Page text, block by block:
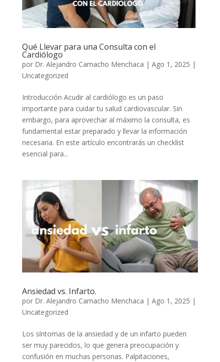
Qué Llevar para una Consulta con el
Cardiólogo
por Dr. Alejandro Camacho Menchaca | Ago 1, 2025 |
Uncategorized
Introducción Acudir al cardiólogo es un paso
importante para cuidar tu salud cardiovascular. Sin
embargo, para aprovechar al máximo la consulta, es
fundamental estar preparado y llevar la información
necesaria. En este artículo encontrarás un checklist
esencial para...
Ansiedad vs. Infarto.
por Dr. Alejandro Camacho Menchaca | Ago 1, 2025 |
Uncategorized
Los síntomas de la ansiedad y de un infarto pueden
ser muy parecidos, lo que genera preocupación y
confusión en muchas personas. Palpitaciones,